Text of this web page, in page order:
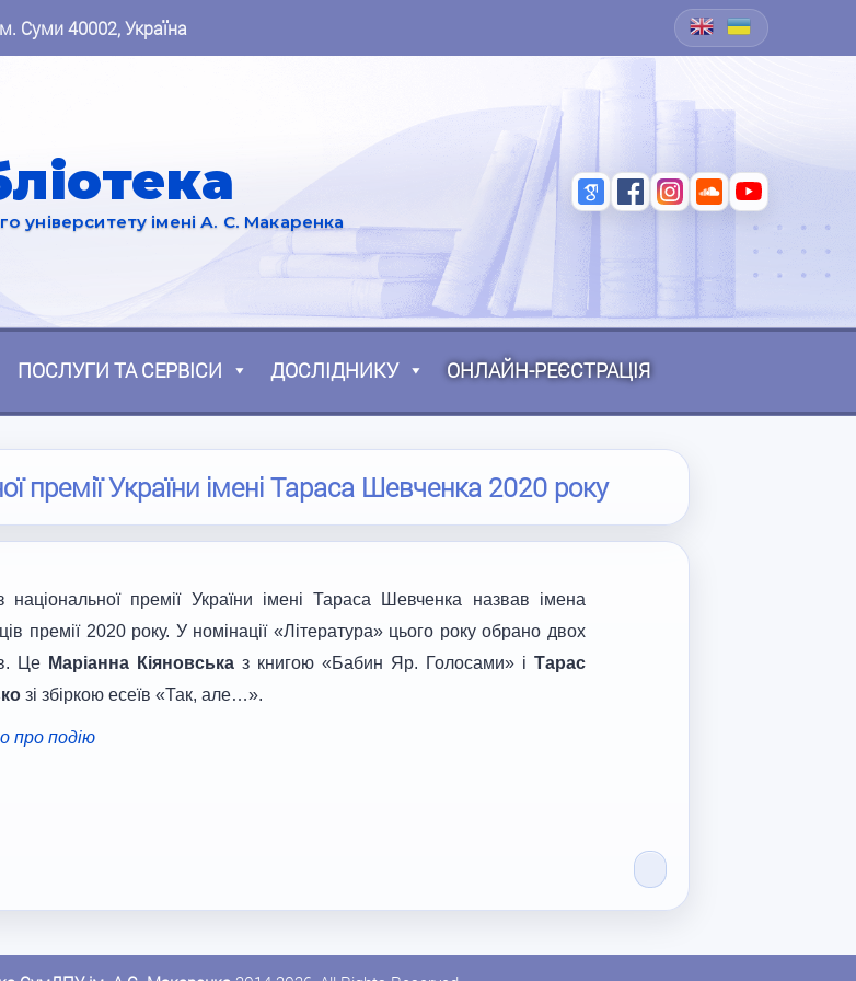
Суми 40002, Україна
університету імені А. С. Макаренка
ПОСЛУГИ ТА СЕРВІСИ ДОСЛІДНИКУ ОНЛАЙН-РЕЄСТРАЦІЯ
премії України імені Тараса Шевченка 2020 року
національної премії України імені Тараса Шевченка назвав імена
премії 2020 року. У номінації «Література» цього року обрано двох
Це Маріанна Кіяновськаз книгою «Бабин Яр. Голосами» іТарас
зі збіркою есеїв «Так, але…».
про подію